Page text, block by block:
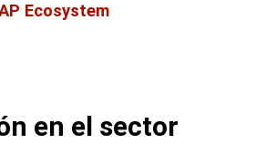
Ecosystem
en el sector